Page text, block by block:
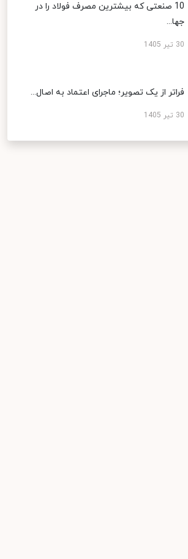
10 صنعتی که بیشترین مصرف فولاد را در
جها...
30 تیر 1405
فراتر از یک تصویر؛ ماجرای اعتماد به اصال...
30 تیر 1405